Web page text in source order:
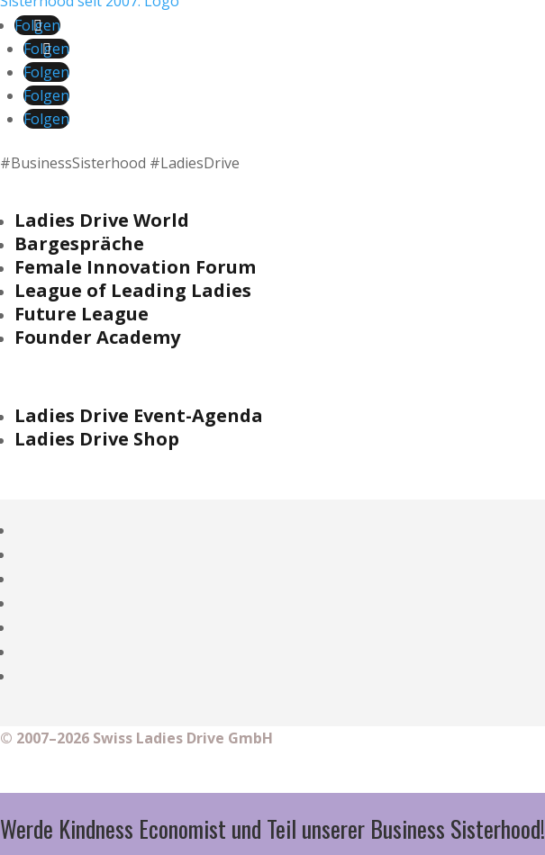
Folgen
Folgen
Folgen
Folgen
Folgen
#BusinessSisterhood #LadiesDrive
Ladies Drive World
Bargespräche
Female Innovation Forum
League of Leading Ladies
Future League
Founder Academy
Ladies Drive Event-Agenda
Ladies Drive Shop
© 2007–2026 Swiss Ladies Drive GmbH
Werde Kindness Economist und Teil unserer Business Sisterhood!